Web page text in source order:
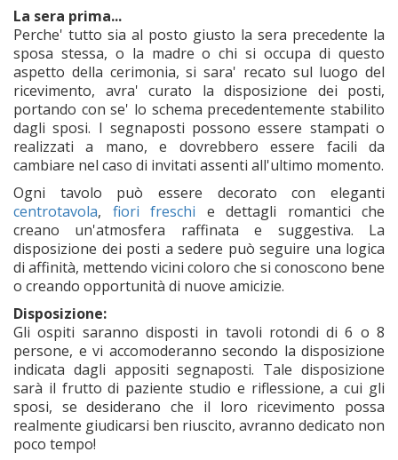
La sera prima...
Perche' tutto sia al posto giusto la sera precedente la
sposa stessa, o la madre o chi si occupa di questo
aspetto della cerimonia, si sara' recato sul luogo del
ricevimento, avra' curato la disposizione dei posti,
portando con se' lo schema precedentemente stabilito
dagli sposi. I segnaposti possono essere stampati o
realizzati a mano, e dovrebbero essere facili da
cambiare nel caso di invitati assenti all'ultimo momento.
Ogni tavolo può essere decorato con eleganti
centrotavola, fiori freschi e dettagli romantici che
creano un'atmosfera raffinata e suggestiva. La
disposizione dei posti a sedere può seguire una logica
di affinità, mettendo vicini coloro che si conoscono bene
o creando opportunità di nuove amicizie.
Disposizione:
Gli ospiti saranno disposti in tavoli rotondi di 6 o 8
persone, e vi accomoderanno secondo la disposizione
indicata dagli appositi segnaposti. Tale disposizione
sarà il frutto di paziente studio e riflessione, a cui gli
sposi, se desiderano che il loro ricevimento possa
realmente giudicarsi ben riuscito, avranno dedicato non
poco tempo!